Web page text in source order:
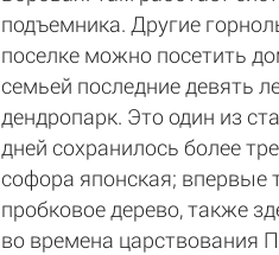
подъемника. Другие
поселке можно посетить
семьей последние девять
дендропарк. Это один из
дней сохранилось более
софора японская; впервые
пробковое дерево, также
во времена царствования